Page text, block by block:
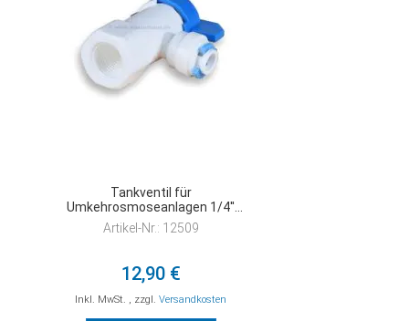
Tankventil für
Umkehrosmoseanlagen 1/4''
Gewinde x 1/4" Schlauchanschluss
Quickverbinder
Artikel-Nr.: 12509
12,90 €
Inkl. MwSt. , zzgl. Versandkosten